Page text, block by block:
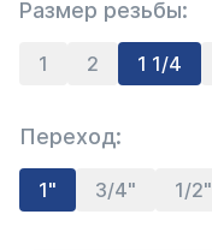
Размер резьбы:
1 2 1 1/4
Переход:
1" 3/4" 1/2"